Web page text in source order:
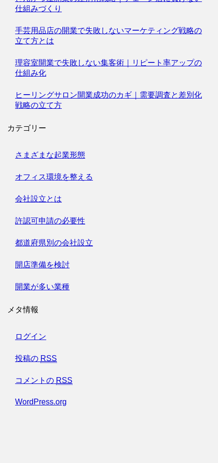
仕組みづくり
手芸用品店の開業で失敗しないマーケティング戦略の
立て方とは
理容室開業で失敗しない集客術｜リピート率アップの
仕組み化
ヒーリングサロン開業成功のカギ｜需要調査と差別化
戦略の立て方
カテゴリー
さまざまな起業形態
オフィス環境を整える
会社設立とは
許認可申請の必要性
都道府県別の会社設立
開店準備を検討
開業が多い業種
メタ情報
ログイン
投稿の RSS
コメントの RSS
WordPress.org